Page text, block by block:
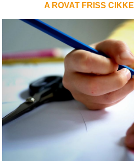
A ROVAT FRISS CIKKEI